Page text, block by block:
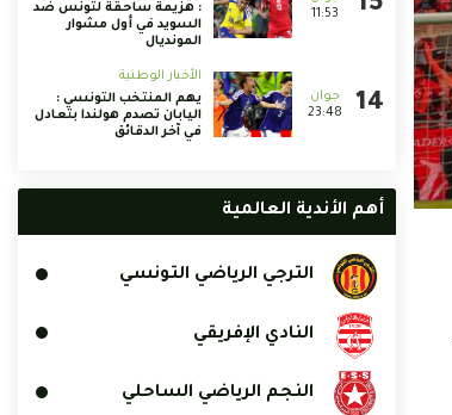
11:53
: هزيمة ساحقة لتونس ضد
السويد في أول مشوار
المونديال
23:48
الأخبار الوطنية
يهم المنتخب التونسي :
اليابان تصدم هولندا بتعادل
في آخر الدقائق
أهم الأندية العالمية
الترجي الرياضي التونسي
النادي الإفريقي
النجم الرياضي الساحلي